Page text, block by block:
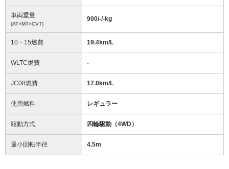
車両重量
(AT×MT×CVT)
900/-/-kg
10・15燃費 19.4km/L
WLTC燃費 -
JC08燃費 17.0km/L
使用燃料 レギュラー
駆動方式 四輪駆動（4WD）
最小回転半径 4.5m